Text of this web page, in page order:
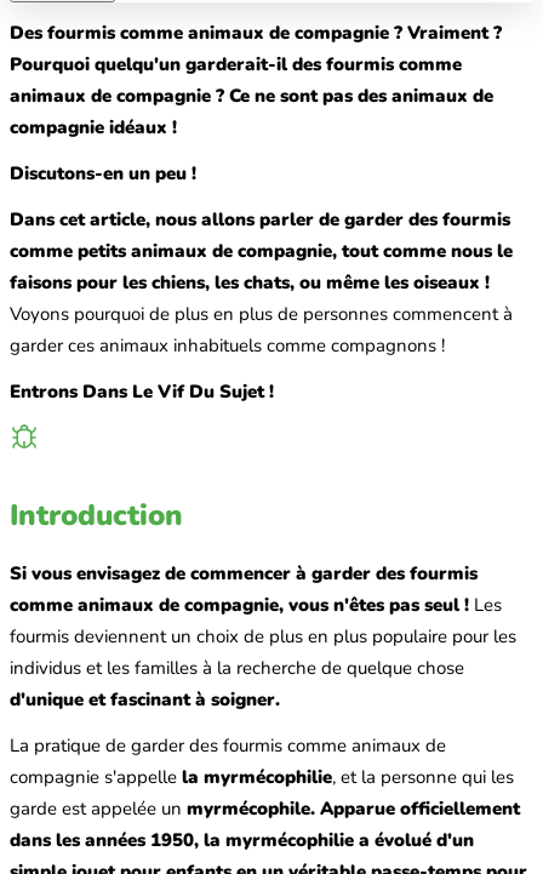
Des fourmis comme animaux de compagnie ? Vraiment ?
Pourquoi quelqu'un garderait-il des fourmis comme
animaux de compagnie ? Ce ne sont pas des animaux de
compagnie idéaux !
Discutons-en un peu !
Dans cet article, nous allons parler de garder des fourmis
comme petits animaux de compagnie, tout comme nous le
faisons pour les chiens, les chats, ou même les oiseaux !
Voyons pourquoi de plus en plus de personnes commencent à
garder ces animaux inhabituels comme compagnons !
Entrons Dans Le Vif Du Sujet !
Introduction
Si vous envisagez de commencer à garder des fourmis
comme animaux de compagnie, vous n'êtes pas seul ! Les
fourmis deviennent un choix de plus en plus populaire pour les
individus et les familles à la recherche de quelque chose
d'unique et fascinant à soigner.
La pratique de garder des fourmis comme animaux de
compagnie s'appelle la myrmécophilie, et la personne qui les
garde est appelée un myrmécophile. Apparue officiellement
dans les années 1950, la myrmécophilie a évolué d'un